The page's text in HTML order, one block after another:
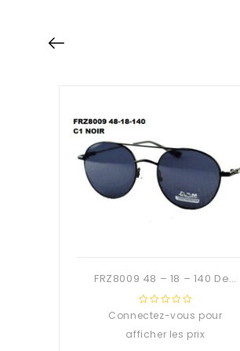
FRZ8009 48 – 18 – 140 Deuzioo Métal Solaire
0
Connectez-vous pour
afficher les prix